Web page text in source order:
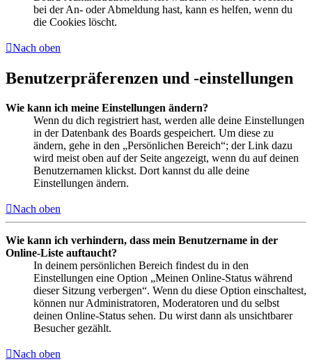
bei der An- oder Abmeldung hast, kann es helfen, wenn du
die Cookies löscht.
Nach oben
Benutzerpräferenzen und -einstellungen
Wie kann ich meine Einstellungen ändern?
Wenn du dich registriert hast, werden alle deine Einstellungen
in der Datenbank des Boards gespeichert. Um diese zu
ändern, gehe in den „Persönlichen Bereich“; der Link dazu
wird meist oben auf der Seite angezeigt, wenn du auf deinen
Benutzernamen klickst. Dort kannst du alle deine
Einstellungen ändern.
Nach oben
Wie kann ich verhindern, dass mein Benutzername in der
Online-Liste auftaucht?
In deinem persönlichen Bereich findest du in den
Einstellungen eine Option „Meinen Online-Status während
dieser Sitzung verbergen“. Wenn du diese Option einschaltest,
können nur Administratoren, Moderatoren und du selbst
deinen Online-Status sehen. Du wirst dann als unsichtbarer
Besucher gezählt.
Nach oben